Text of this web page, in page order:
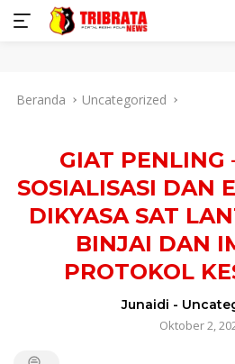
Beranda Uncategorized
GIAT PENLING
SOSIALISASI DAN
DIKYASA SAT
BINJAI DAN
PROTOKOL
Junaidi -
Oktober 2,